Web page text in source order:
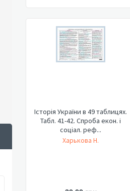
Історія України в 49 таблицях.
Табл. 41-42. Спроба екон. і
соціал. реф...
Харькова Н.